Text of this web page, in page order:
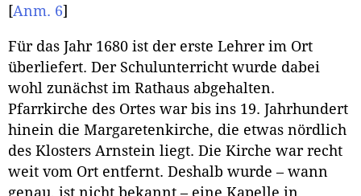
[Anm. 6]
Für das Jahr 1680 ist der erste Lehrer im Ort
überliefert. Der Schulunterricht wurde dabei
wohl zunächst im Rathaus abgehalten.
Pfarrkirche des Ortes war bis ins 19. Jahrhundert
hinein die Margaretenkirche, die etwas nördlich
des Klosters Arnstein liegt. Die Kirche war recht
weit vom Ort entfernt. Deshalb wurde – wann